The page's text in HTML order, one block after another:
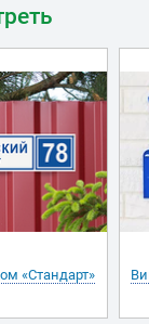
«Стандарт»